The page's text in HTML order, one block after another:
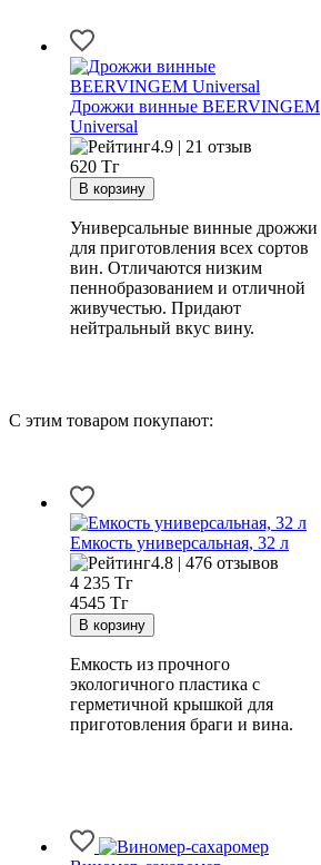
Дрожжи винные BEERVINGEM
Universal
4.9 | 21 отзыв
620 Тг
Универсальные винные дрожжи
для приготовления всех сортов
вин. Отличаются низким
пеннобразованием и отличной
живучестью. Придают
нейтральный вкус вину.
С этим товаром покупают:
Емкость универсальная, 32 л
4.8 | 476 отзывов
4 235 Тг
4545 Тг
Емкость из прочного
экологичного пластика с
герметичной крышкой для
приготовления браги и вина.